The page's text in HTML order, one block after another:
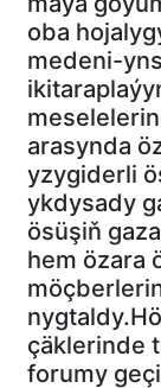
oba
medeni-
arasynda
yzygiderli
ykdysady
ösüşiň
hem özara
çäklerinde
forumy